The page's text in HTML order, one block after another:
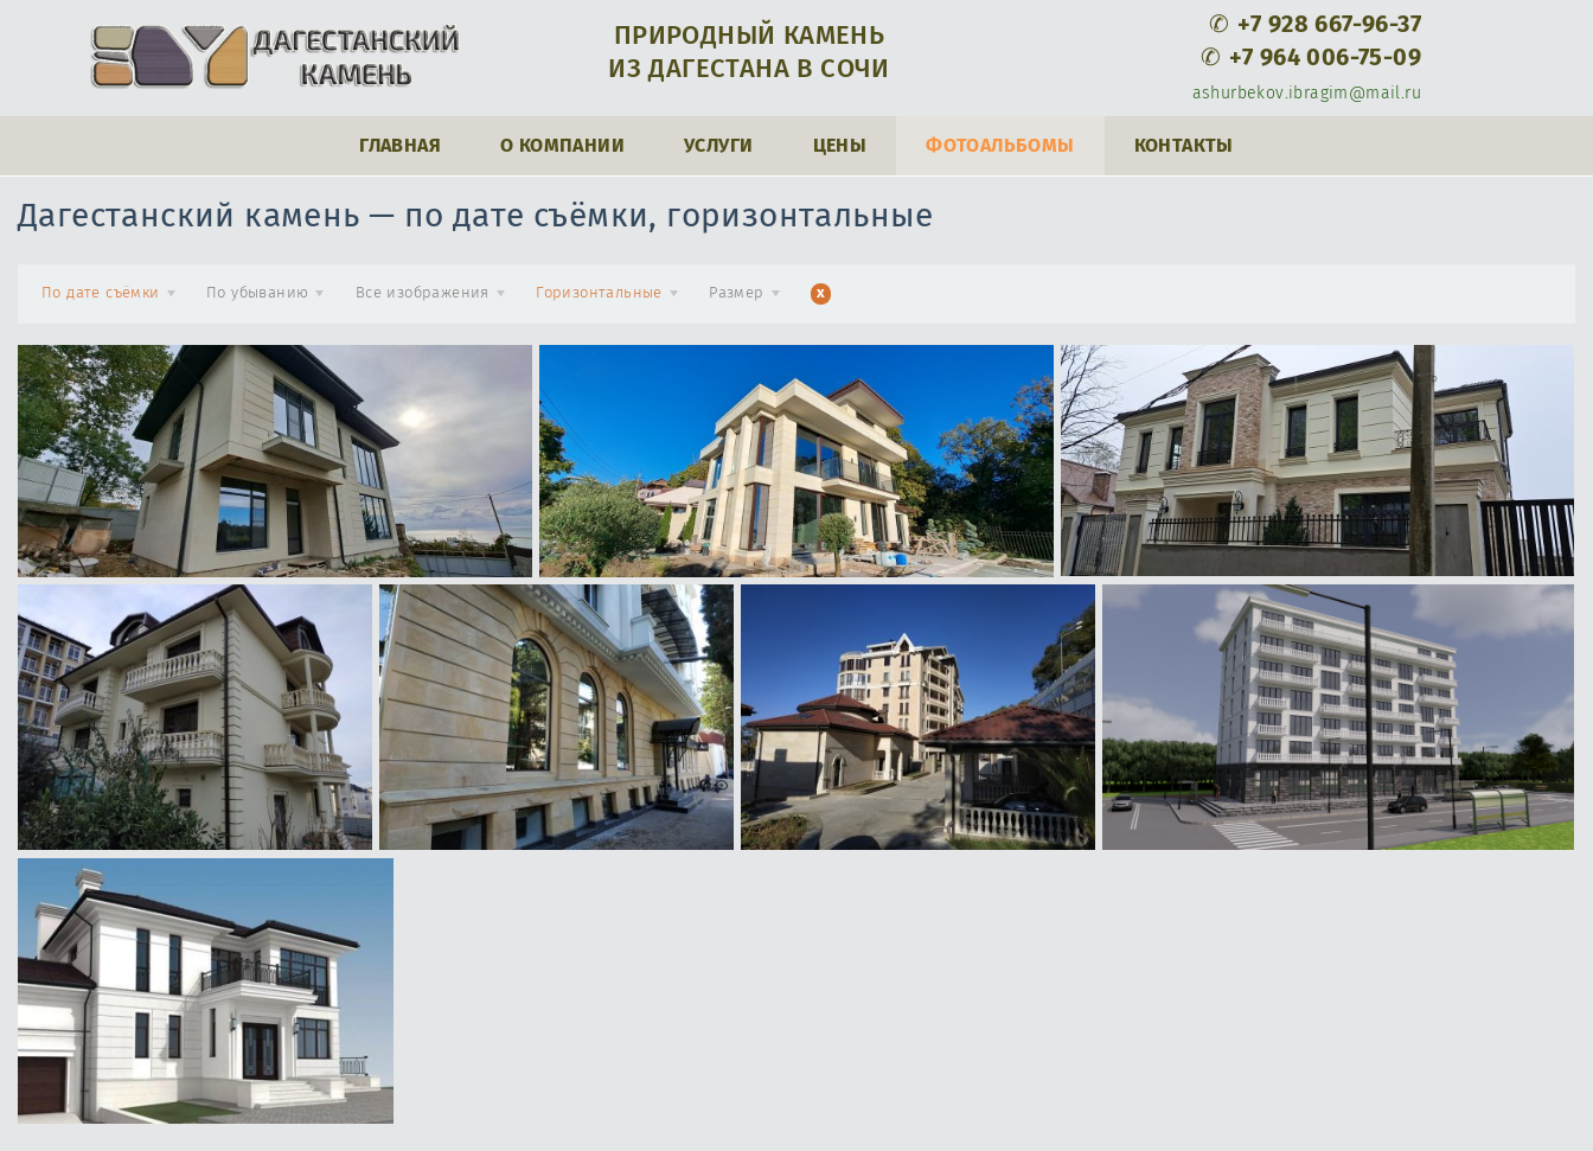
ПРИРОДНЫЙ КАМЕНЬ
ИЗ ДАГЕСТАНА В СОЧИ
✆ +7 928 667-96-37
✆ +7 964 006-75-09
ashurbekov.ibragim@mail.ru
ГЛАВНАЯ О КОМПАНИИ УСЛУГИ ЦЕНЫ ФОТОАЛЬБОМЫ КОНТАКТЫ
Дагестанский камень — по дате съёмки, горизонтальные
По дате съёмки По убыванию Все изображения Горизонтальные Размер x